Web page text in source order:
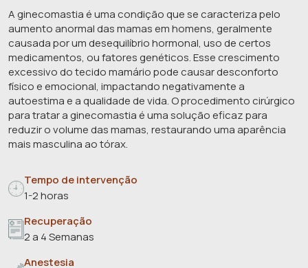
A ginecomastia é uma condição que se caracteriza pelo
aumento anormal das mamas em homens, geralmente
causada por um desequilíbrio hormonal, uso de certos
medicamentos, ou fatores genéticos. Esse crescimento
excessivo do tecido mamário pode causar desconforto
físico e emocional, impactando negativamente a
autoestima e a qualidade de vida. O procedimento cirúrgico
para tratar a ginecomastia é uma solução eficaz para
reduzir o volume das mamas, restaurando uma aparência
mais masculina ao tórax.
Tempo de intervenção
1-2 horas
Recuperação
2 a 4 Semanas
Anestesia